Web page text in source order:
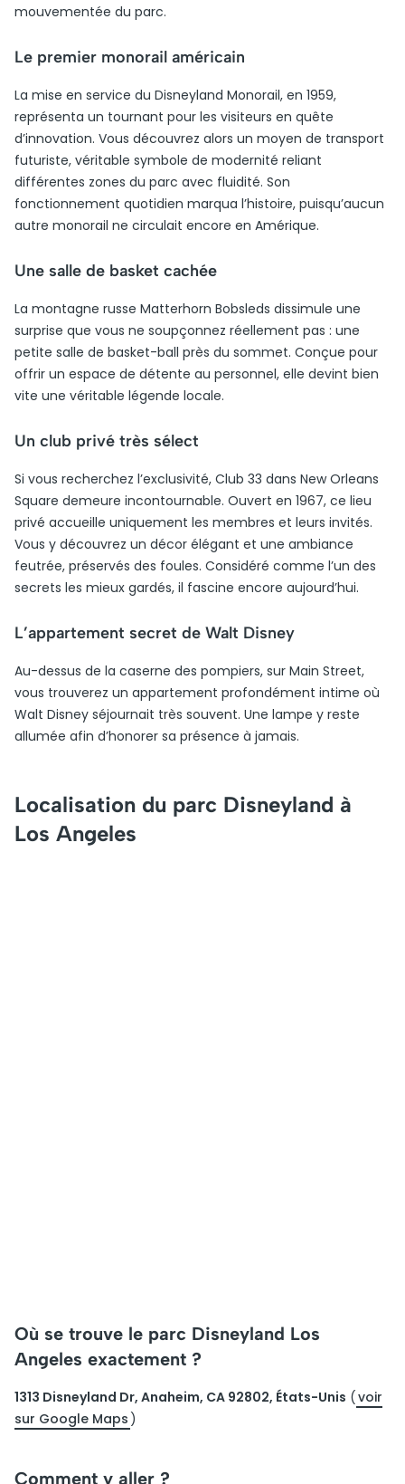
mouvementée du parc.
Le premier monorail américain
La mise en service du Disneyland Monorail, en 1959,
représenta un tournant pour les visiteurs en quête
d’innovation. Vous découvrez alors un moyen de transport
futuriste, véritable symbole de modernité reliant
différentes zones du parc avec fluidité. Son
fonctionnement quotidien marqua l’histoire, puisqu’aucun
autre monorail ne circulait encore en Amérique.
Une salle de basket cachée
La montagne russe Matterhorn Bobsleds dissimule une
surprise que vous ne soupçonnez réellement pas : une
petite salle de basket-ball près du sommet. Conçue pour
offrir un espace de détente au personnel, elle devint bien
vite une véritable légende locale.
Un club privé très sélect
Si vous recherchez l’exclusivité, Club 33 dans New Orleans
Square demeure incontournable. Ouvert en 1967, ce lieu
privé accueille uniquement les membres et leurs invités.
Vous y découvrez un décor élégant et une ambiance
feutrée, préservés des foules. Considéré comme l’un des
secrets les mieux gardés, il fascine encore aujourd’hui.
L’appartement secret de Walt Disney
Au-dessus de la caserne des pompiers, sur Main Street,
vous trouverez un appartement profondément intime où
Walt Disney séjournait très souvent. Une lampe y reste
allumée afin d’honorer sa présence à jamais.
Localisation du parc Disneyland à
Los Angeles
Où se trouve le parc Disneyland Los
Angeles exactement ?
1313 Disneyland Dr, Anaheim, CA 92802, États-Unis (voir
sur Google Maps )
Comment y aller ?